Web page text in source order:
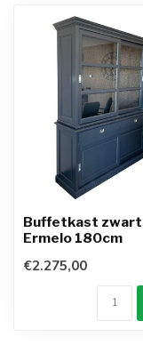
Buffetkast
Ermelo 180cm
€2.275,00